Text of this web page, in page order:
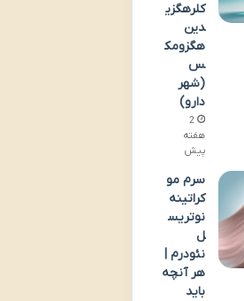
کلرهگزی
دین
هگزومک
س
(شهر
دارو)
2
هفته
پیش
سرم مو
کراتینه
نوتریس
ل
نئودرم |
هر آنچه
باید